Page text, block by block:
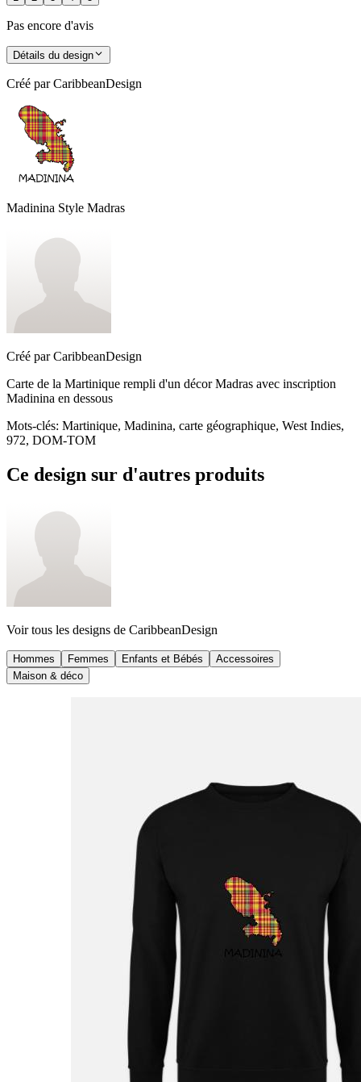
Pas encore d'avis
Détails du design
Créé par CaribbeanDesign
Madinina Style Madras
Créé par CaribbeanDesign
Carte de la Martinique rempli d'un décor Madras avec inscription
Madinina en dessous
Mots-clés: Martinique, Madinina, carte géographique, West Indies,
972, DOM-TOM
Ce design sur d'autres produits
Voir tous les designs de CaribbeanDesign
Hommes Femmes Enfants et Bébés
Accessoires
Maison & déco